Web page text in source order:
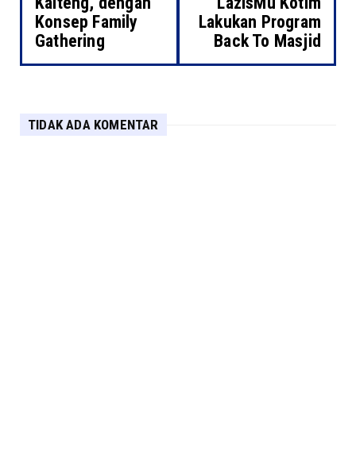
Konsep Family
Gathering
Lakukan Program
Back To Masjid
TIDAK ADA KOMENTAR